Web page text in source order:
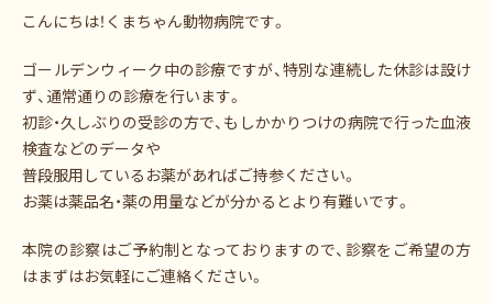
こんにちは！くまちゃん動物病院です。
ゴールデンウィーク中の診療ですが、特別な連続した休診は設け
ず、通常通りの診療を行います。
初診・久しぶりの受診の方で、もしかかりつけの病院で行った血液
検査などのデータや
普段服用しているお薬があればご持参ください。
お薬は薬品名・薬の用量などが分かるとより有難いです。
本院の診察はご予約制となっておりますので、診察をご希望の方
はまずはお気軽にご連絡ください。